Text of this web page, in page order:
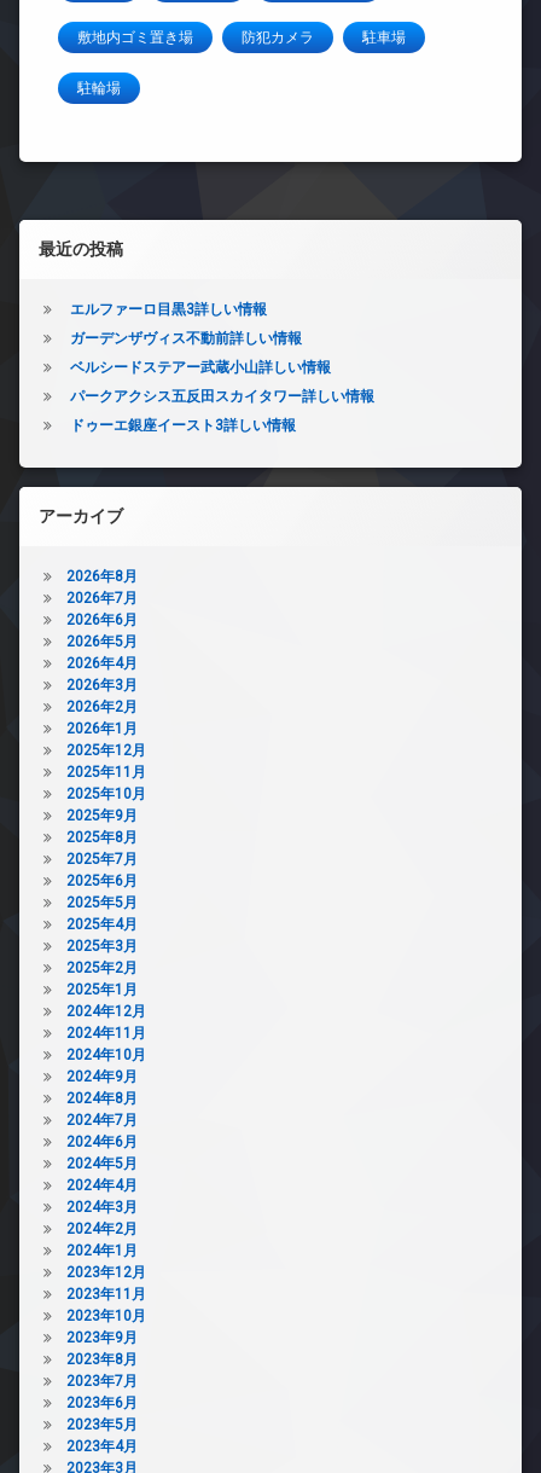
敷地内ゴミ置き場 防犯カメラ 駐車場
駐輪場
左サイドバー
最近の投稿
エルファーロ目黒3詳しい情報
ガーデンザヴィス不動前詳しい情報
ベルシードステアー武蔵小山詳しい情報
パークアクシス五反田スカイタワー詳しい情報
ドゥーエ銀座イースト3詳しい情報
アーカイブ
2026年8月
2026年7月
2026年6月
2026年5月
2026年4月
2026年3月
2026年2月
2026年1月
2025年12月
2025年11月
2025年10月
2025年9月
2025年8月
2025年7月
2025年6月
2025年5月
2025年4月
2025年3月
2025年2月
2025年1月
2024年12月
2024年11月
2024年10月
2024年9月
2024年8月
2024年7月
2024年6月
2024年5月
2024年4月
2024年3月
2024年2月
2024年1月
2023年12月
2023年11月
2023年10月
2023年9月
2023年8月
2023年7月
2023年6月
2023年5月
2023年4月
2023年3月